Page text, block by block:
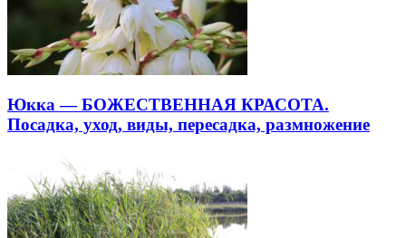
Юкка — БОЖЕСТВЕННАЯ КРАСОТА.
Посадка, уход, виды, пересадка, размножение